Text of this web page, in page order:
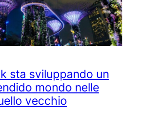
sta sviluppando un
mondo nelle
vecchio